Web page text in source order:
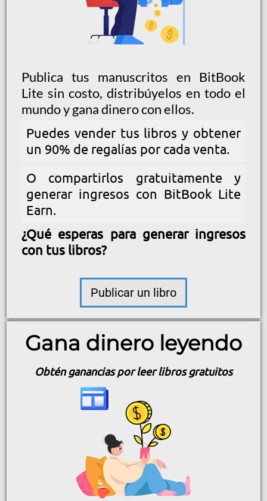
Publica tus manuscritos en BitBook
Lite sin costo, distribúyelos en todo el
mundo y gana dinero con ellos.
Puedes vender tus libros y obtener
un 90% de regalías por cada venta.
O compartirlos gratuitamente y
generar ingresos con BitBook Lite
Earn.
¿Qué esperas para generar ingresos
con tus libros?
Publicar un libro
Gana dinero leyendo
Obtén ganancias por leer libros gratuitos